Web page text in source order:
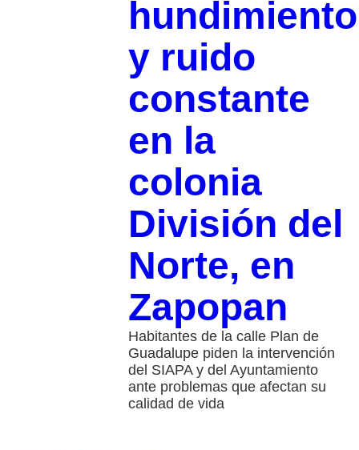
y ruido
constante
en la
colonia
División del
Norte, en
Zapopan
Habitantes de la calle Plan de
Guadalupe piden la intervención
del SIAPA y del Ayuntamiento
ante problemas que afectan su
calidad de vida